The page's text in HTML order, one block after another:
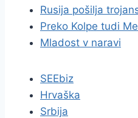
Rusija pošilja
Preko Kolpe tudi
Mladost v naravi
SEEbiz
Hrvaška
Srbija